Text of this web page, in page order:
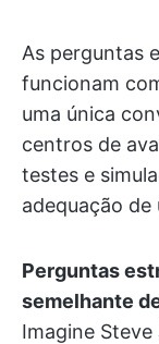
As perguntas
funcionam
uma única
centros de
testes e
adequação
Perguntas
semelhante
Imagine